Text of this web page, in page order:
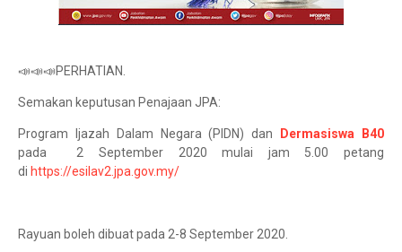
📣📣📣PERHATIAN.
Semakan keputusan Penajaan JPA:
Program Ijazah Dalam Negara (PIDN) dan
Dermasiswa B40
pada 2 September 2020 mulai jam 5.00 petang
di https://esilav2.jpa.gov.my/
Rayuan boleh dibuat pada 2-8 September 2020.